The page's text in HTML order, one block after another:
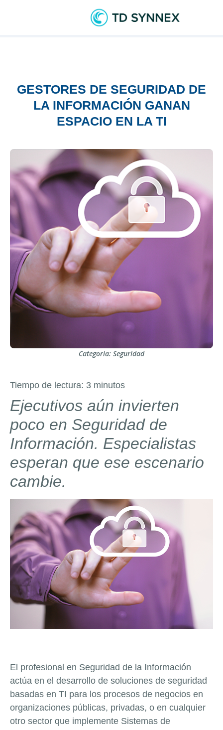
GESTORES DE SEGURIDAD DE
LA INFORMACIÓN GANAN
ESPACIO EN LA TI
Categoria: Seguridad
Tiempo de lectura: 3 minutos
Ejecutivos aún invierten
poco en Seguridad de
Información. Especialistas
esperan que ese escenario
cambie.
El profesional en Seguridad de la Información
actúa en el desarrollo de soluciones de seguridad
basadas en TI para los procesos de negocios en
organizaciones públicas, privadas, o en cualquier
otro sector que implemente Sistemas de